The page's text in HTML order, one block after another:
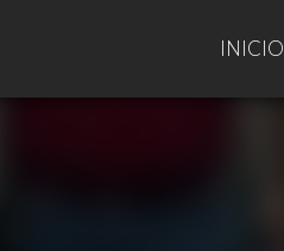
INICIO